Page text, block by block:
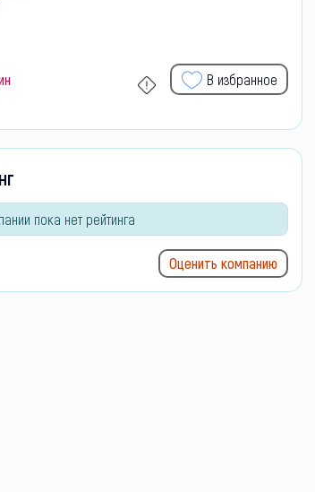
В избранное
пока нет рейтинга
Оценить компанию